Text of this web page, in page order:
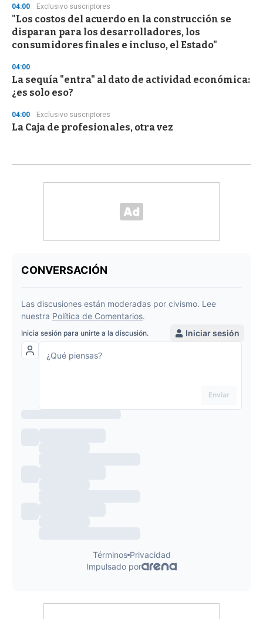
04:00 Exclusivo suscriptores
"Los costos del acuerdo en la construcción se
disparan para los desarrolladores, los
consumidores finales e incluso, el Estado"
04:00
La sequía "entra" al dato de actividad económica:
¿es solo eso?
04:00 Exclusivo suscriptores
La Caja de profesionales, otra vez